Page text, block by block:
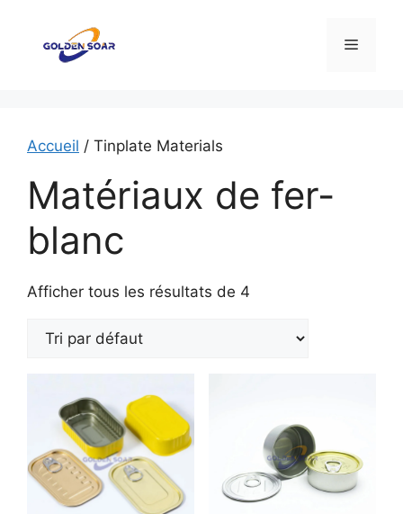
contenu
Menu
Accueil / Tinplate Materials
Matériaux de fer-
blanc
Afficher tous les résultats de 4